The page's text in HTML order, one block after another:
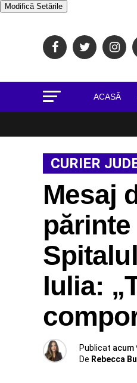
Modifică Setările
ACASĂ
CURIER
Mesaj
Iulia:
Publicat acum
De Rebecca